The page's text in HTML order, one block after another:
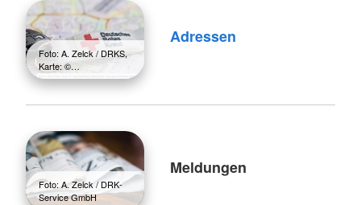
Foto: A. Zelck / DRKS,
Karte: ©…
Adressen
Foto: A. Zelck / DRK-
Service GmbH
Meldungen